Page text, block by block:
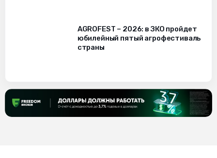
AGROFEST – 2026: в ЗКО пройдет
юбилейный пятый агрофестиваль
страны